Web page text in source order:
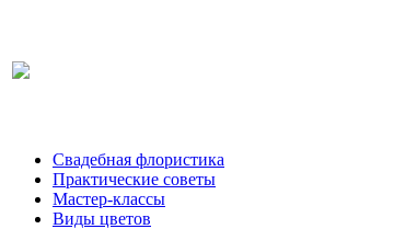
Свадебная флористика
Практические советы
Мастер-классы
Виды цветов